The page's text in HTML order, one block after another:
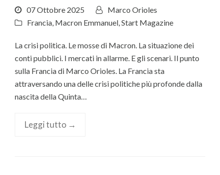
07 Ottobre 2025
Marco Orioles
Francia Macron Emmanuel Start Magazine
La crisi politica. Le mosse di Macron. La situazione dei
conti pubblici. I mercati in allarme. E gli scenari. Il punto
sulla Francia di Marco Orioles. La Francia sta
attraversando una delle crisi politiche più profonde dalla
nascita della Quinta…
Leggi tutto →